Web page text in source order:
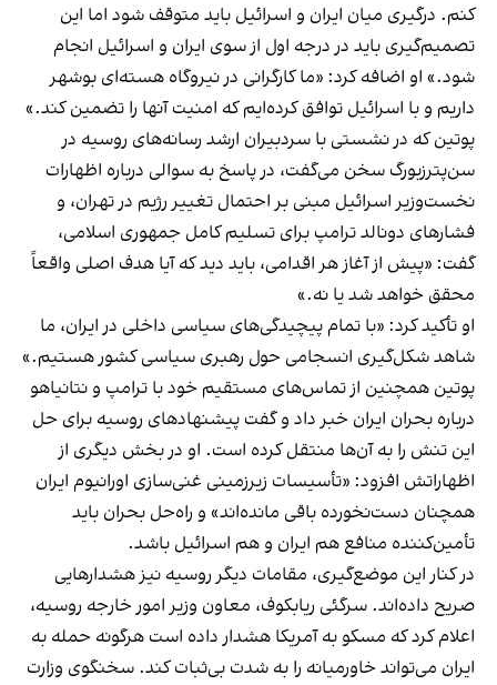
کنم. درگیری میان ایران و اسرائیل باید متوقف شود اما این
تصمیم‌گیری باید در درجه اول از سوی ایران و اسرائیل انجام
شود.» او اضافه کرد: «ما کارگرانی در نیروگاه هسته‌ای بوشهر
داریم و با اسرائیل توافق کرده‌ایم که امنیت آنها را تضمین کند.»
پوتین که در نشستی با سردبیران ارشد رسانه‌های روسیه در
سن‌پترزبورگ سخن می‌گفت، در پاسخ به سوالی درباره اظهارات
نخست‌وزیر اسرائیل مبنی بر احتمال تغییر رژیم در تهران، و
فشارهای دونالد ترامپ برای تسلیم کامل جمهوری اسلامی،
گفت: «پیش از آغاز هر اقدامی، باید دید که آیا هدف اصلی واقعاً
محقق خواهد شد یا نه.»
او تأکید کرد: «با تمام پیچیدگی‌های سیاسی داخلی در ایران، ما
شاهد شکل‌گیری انسجامی حول رهبری سیاسی کشور هستیم.»
پوتین همچنین از تماس‌های مستقیم خود با ترامپ و نتانیاهو
درباره بحران ایران خبر داد و گفت پیشنهادهای روسیه برای حل
این تنش را به آن‌ها منتقل کرده است. او در بخش دیگری از
اظهاراتش افزود: «تأسیسات زیرزمینی غنی‌سازی اورانیوم ایران
همچنان دست‌نخورده باقی مانده‌اند» و راه‌حل بحران باید
تأمین‌کننده منافع هم ایران و هم اسرائیل باشد.
در کنار این موضع‌گیری، مقامات دیگر روسیه نیز هشدارهایی
صریح داده‌اند. سرگئی ریابکوف، معاون وزیر امور خارجه روسیه،
اعلام کرد که مسکو به آمریکا هشدار داده است هرگونه حمله به
ایران می‌تواند خاورمیانه را به شدت بی‌ثبات کند. سخنگوی وزارت